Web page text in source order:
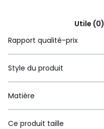
Utile (0)
Rapport qualité-prix
Style du produit
Matière
Ce produit taille